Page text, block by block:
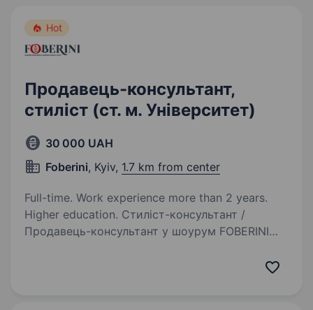
Hot
Продавець-консультант,
стиліст (ст. м. Університет)
30 000 UAH
Foberini, Kyiv, 1.7 km from center
Full-time. Work experience more than 2 years.
Higher education. Стиліст-консультант /
Продавець-консультант у шоурум FOBERINI